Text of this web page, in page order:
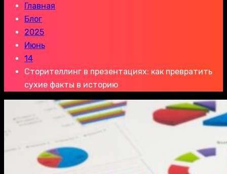
Главная
Блог
2025
Июнь
14
Сторителлинг в презентациях: как превратить
сухие факты в историю